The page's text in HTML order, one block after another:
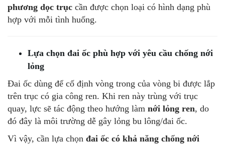
phương dọc trục cần được chọn loại có hình dạng phù
hợp với mỗi tình huống.
Lựa chọn đai ốc phù hợp với yêu cầu chống nới
lỏng
Đai ốc dùng để cố định vòng trong của vòng bi được lắp
trên trục có gia công ren. Khi ren này trùng với trục
quay, lực sẽ tác động theo hướng làm nới lỏng ren, do
đó đây là môi trường dễ gây lỏng bu lông/đai ốc.
Vì vậy, cần lựa chọn đai ốc có khả năng chống nới